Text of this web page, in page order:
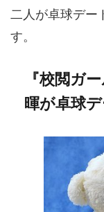
二人が卓球デー
す。
『校閲ガ
暉が卓球